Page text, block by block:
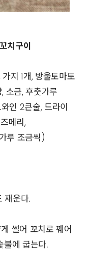
치구이
지 1개, 방울토마토
소금, 후춧가루
인 2큰술, 드라이
메리,
루 조금씩)
재운다.
썰어 꼬치로 꿰어
불에 굽는다.